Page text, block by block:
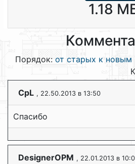
1.18
Порядок: от старых к новым
CpL , 22.50.2013 в 13:50
Спасибо
DesignerOPM , 22.01.2013 в